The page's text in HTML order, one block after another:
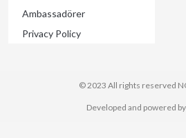
Ambassadörer
Privacy Policy
© 2023 All rights reserved​
Developed and powered